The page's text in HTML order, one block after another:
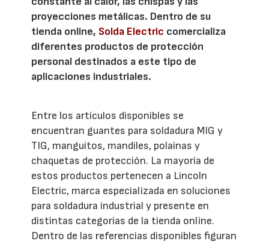
proyecciones metálicas. Dentro de su
tienda online, Solda Electric comercializa
diferentes productos de protección
personal destinados a este tipo de
aplicaciones industriales.
Entre los artículos disponibles se
encuentran guantes para soldadura MIG y
TIG, manguitos, mandiles, polainas y
chaquetas de protección. La mayoría de
estos productos pertenecen a Lincoln
Electric, marca especializada en soluciones
para soldadura industrial y presente en
distintas categorías de la tienda online.
Dentro de las referencias disponibles figuran